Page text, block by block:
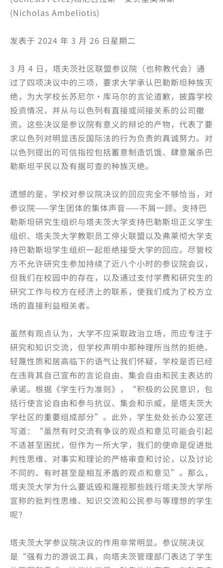
(Nicholas Ambeliotis)
发表于 2024 年 3 月 26 日星期二
3 月 4 日，塔夫茨社区联盟参议院（也称教代会）通
过了四项决议中的三项，要求大学承认巴勒斯坦种族灭
绝，为大学校长苏尼尔·库马尔的言论道歉，披露学校
投资情况，并从与以色列有直接或间接关系的公司撤
资。这些决议是参议院有意义的辩论的产物，代表了要
求以色列对明显违反国际法的行为负责的真诚努力。对
以色列提出的可信指控包括蓄意制造饥饿、肆意屠杀巴
勒斯坦平民以及有据可查的种族灭绝。
遗憾的是，学校对参议院决议的回应完全不够恰当，对
参议院——学生团体的集体声音——不屑一顾。支持巴
勒斯坦研究生组织与塔夫茨大学支持巴勒斯坦正义学生
组织、塔夫茨大学教职员工停火联盟以及弗莱彻大学支
持巴勒斯坦学生组织一起拒绝接受大学的回应。尽管校
方不允许研究生参加持续了近八个小时的参议院会议，
但我们在校园中的存在，以及通过支付学费和研究生的
研究工作与校方在经济上的联系，使我们成为了校方立
场的直接利益相关者。
虽然有观点认为，大学不应采取政治立场，而应专注于
研究和知识交流，但学校声明中那种理所当然的拒绝、
轻蔑性质和居高临下的语气让我们怀疑，学校是否已经
在违背其自己宣布的言论自由、集会自由和民主表达的
承诺。根据《学生行为准则》，“积极的公民意识，包
括行使言论自由和参与抗议、集会和示威，是塔夫茨大
学社区的重要组成部分”。此外，学生处处长办公室还
写道：“虽然有时交流有争议的观点和意见可能会引起
不适甚至困扰，但作为一所大学，我们的使命是促进批
判性思维、对事实和理论的严格审查和讨论，以及讨论
不同的、有时甚至是相互矛盾的观点和意见”。那么，
塔夫茨大学为什么要诋毁和蔑视那些践行塔夫茨大学所
宣称的批判性思维、知识交流和公民参与等理想的学生
呢？
塔夫茨大学参议院决议的作用非常明显。参议院决议
是“强有力的游说工具，向塔夫茨管理部门表达了学生